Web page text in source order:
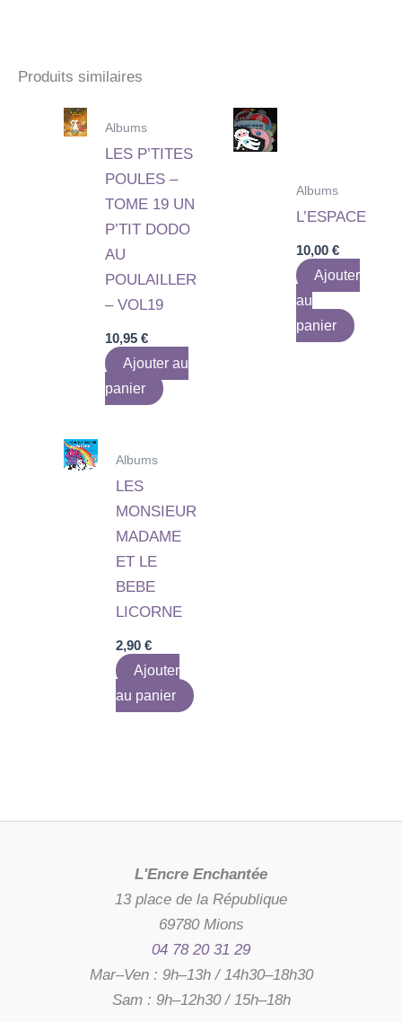
Produits similaires
Albums
LES P’TITES
POULES –
TOME 19 UN
P’TIT DODO
AU
POULAILLER
– VOL19
10,95€
Ajouter au
panier
Albums
L’ESPACE
10,00 €
Ajouter
au
panier
Albums
LES
MONSIEUR
MADAME
ET LE
BEBE
LICORNE
2,90€
Ajouter
au panier
L'Encre Enchantée
13 place de la République
69780 Mions
04 78 20 31 29
Mar–Ven : 9h–13h / 14h30–18h30
Sam : 9h–12h30 / 15h–18h